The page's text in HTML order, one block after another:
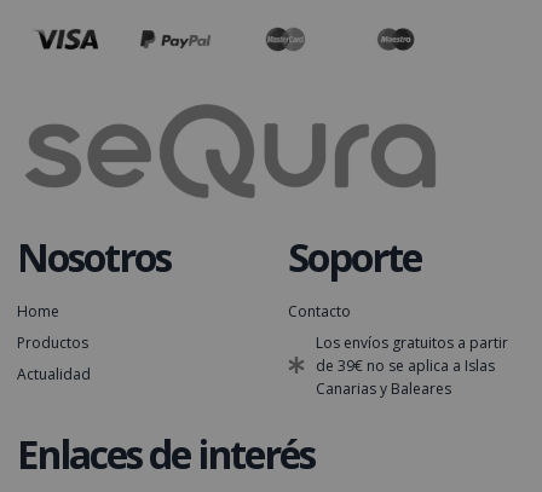
Nosotros
Home
Productos
Actualidad
Soporte
Contacto
Los envíos gratuitos a partir
de 39€ no se aplica a Islas
Canarias y Baleares
Enlaces de interés